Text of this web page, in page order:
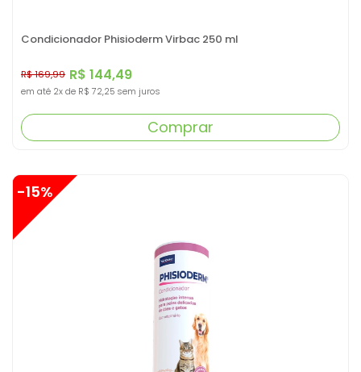
Condicionador Phisioderm Virbac 250 ml
R$ 144,49
R$ 169,99
em até 2x de R$ 72,25 sem juros
Comprar
-15%